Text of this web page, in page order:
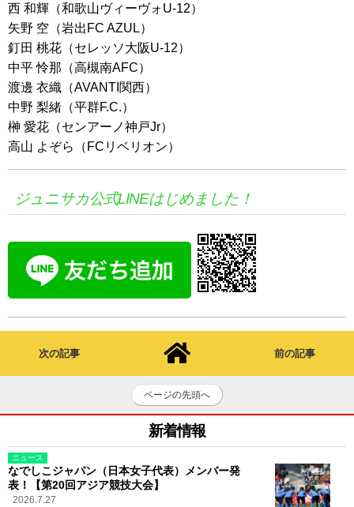
西 和輝（和歌山ヴィーヴォU-12）
矢野 空（岩出FC AZUL）
釘田 桃花（セレッソ大阪U-12）
中平 怜那（高槻南AFC）
渡邊 衣織（AVANTI関西）
中野 梨緒（平群F.C.）
榊 愛花（センアーノ神戸Jr）
高山 よぞら（FCリベリオン）
ジュニサカ公式LINEはじめました！
次の記事 前の記事
ページの先頭へ
新着情報
ニュース
なでしこジャパン（日本女子代表）メンバー発
表！【第20回アジア競技大会】
2026.7.27